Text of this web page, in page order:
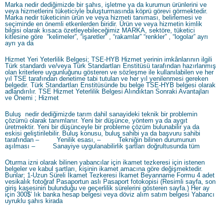
Marka nedir dediğimizde bir şahıs, işletme ya da kurumun ürünlerini ve
veya hizmetlerini tüketiciyle buluşturmasında köprü görevi görmektedir.
Marka nedir tüketicinin ürün ve veya hizmeti tanıması, belirlemesi ve
seçiminde en önemli etkenlerden biridir. Ürün ve veya hizmetin kimlik
bilgisi olarak kısaca özetleyebileceğimiz MARKA, sektöre, tüketici
kitlesine göre “kelimeler”, “işaretler” , “rakamlar” “renkler” , “logolar” ayrı
ayrı ya da
Hizmet Yeri Yeterlilik Belgesi; TSE-HYB Hizmet yerinin imkânlarının ilgili
Türk standardı ve/veya Türk Standartları Enstitüsü tarafından hazırlanmış
olan kriterlere uygunluğunu gösteren ve sözleşme ile kullanılabilen ve her
yıl TSE tarafından denetime tabi tutulan ve her yıl yenilenmesi gereken
belgedir. Türk Standartları Enstitüsünde bu belge TSE-HYB belgesi olarak
adlandırılır. TSE Hizmet Yeterlilik Belgesi Alındıktan Sonraki Avantajları
ve Önemi ; Hizmet
Buluş nedir dediğimizde tarım dahil sanayideki teknik bir problemin
çözümü olarak tanımlanır. Yeni bir düşünce, yöntem ya da aygıt
üretmektir. Yeni bir düşünceyle bir probleme çözüm bulunabilir ya da
eskisi geliştirilebilir. Buluş konusu, buluş sahibi ya da başvuru sahibi
tarafından – Yenilik esası, – Tekniğin bilinen durumunun
aşılması – Sanayiye uygulanabilirlik şartları doğrultusunda tüm
Oturma izni olarak bilinen yabancılar için ikamet tezkeresi için istenen
belgeler ve kabul şartları, kişinin ikamet amacına göre değişmektedir.
Bunlar; 1-Uzun Süreli İkamet Tezkeresi İkamet Beyanname Formu 4 adet
vesikalık fotoğraf Pasaportun aslı Pasaport fotokopisi (Resimli sayfa, son
giriş kaşesinin bulunduğu ve geçerlilik sürelerini gösteren sayfa.) Her ay
için 300$’ lık banka hesap belgesi veya döviz alım satım belgesi Yabancı
uyruklu şahıs kirada